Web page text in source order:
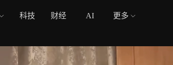
科技 财经 AI 更多